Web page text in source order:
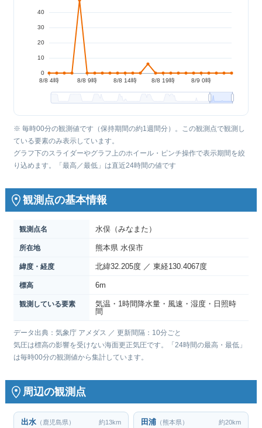
※ 毎時00分の観測値です（保持期間の約1週間分）。この観測点で観測し
ている要素のみ表示しています。
グラフ下のスライダーやグラフ上のホイール・ピンチ操作で表示期間を絞
り込めます。「最高／最低」は直近24時間の値です
観測点の基本情報
観測点名 水俣（みなまた）
所在地 熊本県 水俣市
緯度・経度 北緯32.205度 ／ 東経130.4067度
標高 6m
観測している要素
気温・1時間降水量・風速・湿度・日照時
間
データ出典：気象庁 アメダス ／ 更新間隔：10分ごと
気圧は標高の影響を受けない海面更正気圧です。「24時間の最高・最低」
は毎時00分の観測値から集計しています。
周辺の観測点
出水（鹿児島県） 約13km 田浦（熊本県） 約20km